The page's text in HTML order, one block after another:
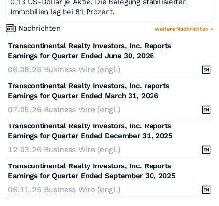
0,13 US-Dollar je Aktie. Die Belegung stabilisierter
Immobilien lag bei 81 Prozent.
Nachrichten
weitere Nachrichten »
Transcontinental Realty Investors, Inc. Reports
Earnings for Quarter Ended June 30, 2026
06.08.26 Business Wire (engl.)
Transcontinental Realty Investors, Inc. reports
Earnings for Quarter Ended March 31, 2026
07.05.26 Business Wire (engl.)
Transcontinental Realty Investors, Inc. Reports
Earnings for Quarter Ended December 31, 2025
12.03.26 Business Wire (engl.)
Transcontinental Realty Investors, Inc. Reports
Earnings for Quarter Ended September 30, 2025
06.11.25 Business Wire (engl.)